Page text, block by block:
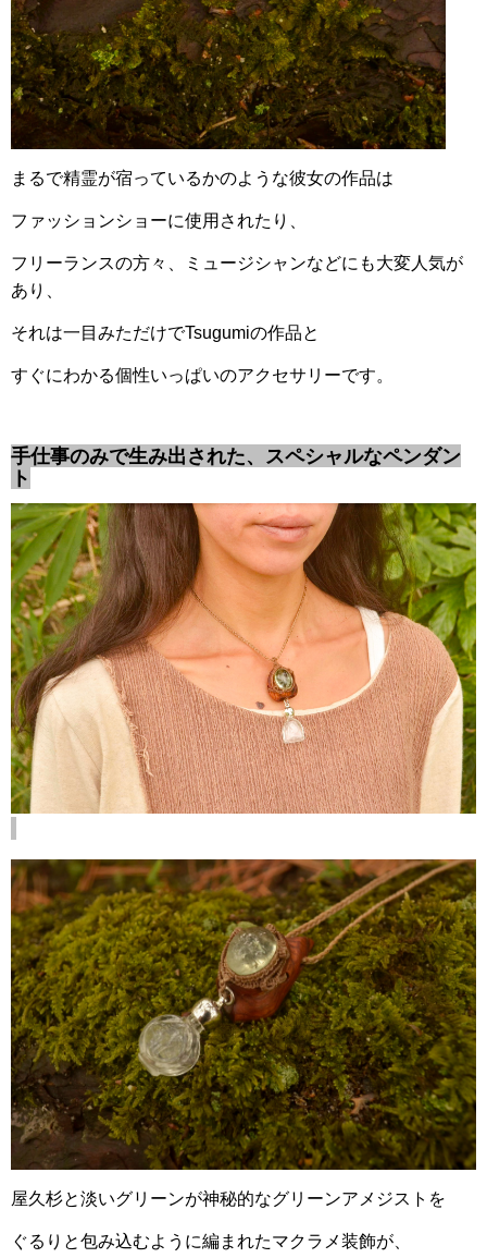
まるで精霊が宿っているかのような彼女の作品は
ファッションショーに使用されたり、
フリーランスの方々、ミュージシャンなどにも大変人気が
あり、
それは一目みただけでTsugumiの作品と
すぐにわかる個性いっぱいのアクセサリーです。
手仕事のみで生み出された、スペシャルなペンダン
ト
屋久杉と淡いグリーンが神秘的なグリーンアメジストを
ぐるりと包み込むように編まれたマクラメ装飾が、